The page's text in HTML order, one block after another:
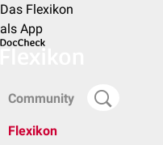
Das Flexikon
als App
Community
Flexikon